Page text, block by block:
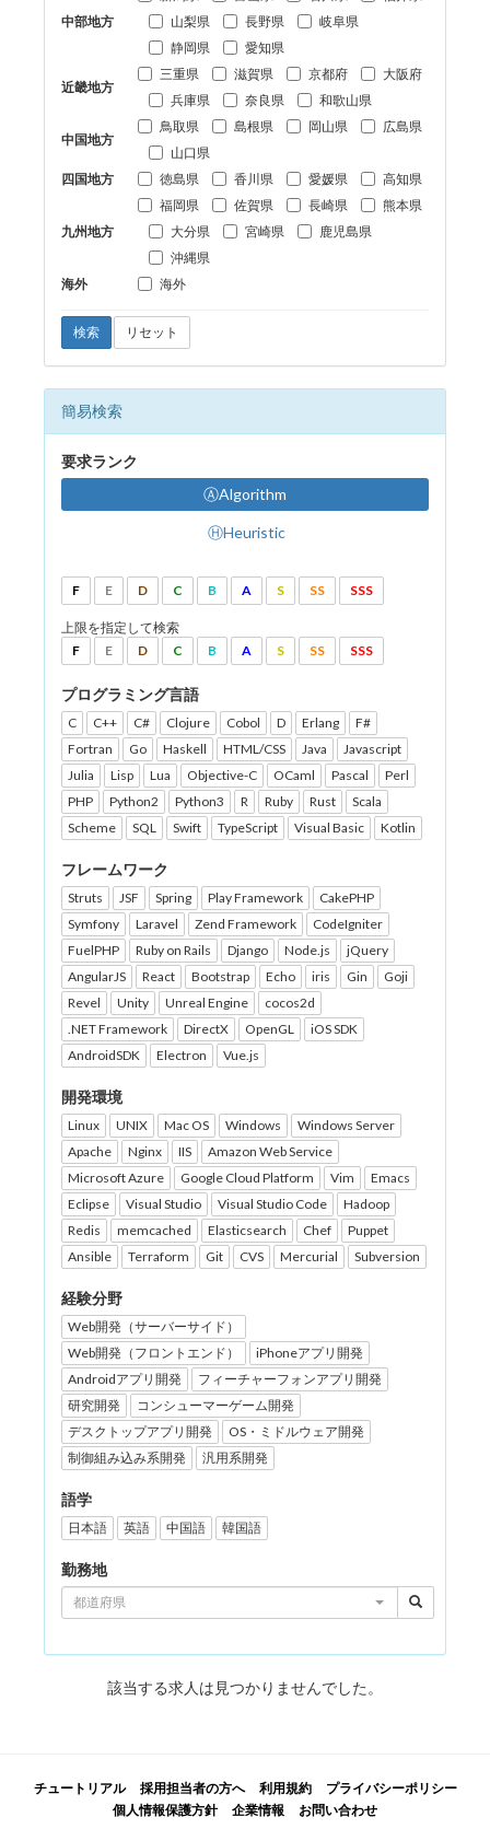
中部地方
山梨県
長野県
岐阜県
静岡県
愛知県
近畿地方
三重県 滋賀県 京都府
大阪府
兵庫県
奈良県 和歌山県
中国地方
鳥取県 島根県 岡山県
広島県
山口県
四国地方
徳島県 香川県 愛媛県 高知県
九州地方
福岡県 佐賀県 長崎県
熊本県
大分県
宮崎県
鹿児島県
沖縄県
海外
海外
検索 リセット
簡易検索
要求ランク
ⒶAlgorithm
ⒽHeuristic
F E D C B A S SS SSS
上限を指定して検索
F
E D C B A S SS SSS
プログラミング言語
C C++ C# Clojure Cobol D Erlang
F#
Fortran
Go Haskell HTML/CSS Java
Javascript
Julia
Lisp Lua Objective-C OCaml Pascal
Perl
PHP
Python2 Python3 R Ruby Rust
Scala
Scheme
SQL Swift TypeScript Visual Basic Kotlin
フレームワーク
Struts JSF Spring Play Framework
CakePHP
Symfony
Laravel Zend Framework
CodeIgniter
FuelPHP
Ruby on Rails Django Node.js
jQuery
AngularJS
React Bootstrap Echo iris Gin
Goji
Revel
Unity Unreal Engine
cocos2d
.NET Framework
DirectX OpenGL
iOS SDK
AndroidSDK
Electron Vue.js
開発環境
Linux UNIX Mac OS Windows
Windows Server
Apache
Nginx IIS
Amazon Web Service
Microsoft Azure
Google Cloud Platform Vim
Emacs
Eclipse
Visual Studio Visual Studio Code
Hadoop
Redis
memcached Elasticsearch Chef
Puppet
Ansible
Terraform Git CVS Mercurial Subversion
経験分野
Web開発（サーバーサイド）
Web開発（フロントエンド）
iPhoneアプリ開発
Androidアプリ開発
フィーチャーフォンアプリ開発
研究開発
コンシューマーゲーム開発
デスクトップアプリ開発
OS・ミドルウェア開発
制御組み込み系開発
汎用系開発
語学
日本語 英語 中国語 韓国語
勤務地
都道府県
該当する求人は見つかりませんでした。
チュートリアル 採用担当者の方へ 利用規約
プライバシーポリシー
個人情報保護方針
企業情報 お問い合わせ